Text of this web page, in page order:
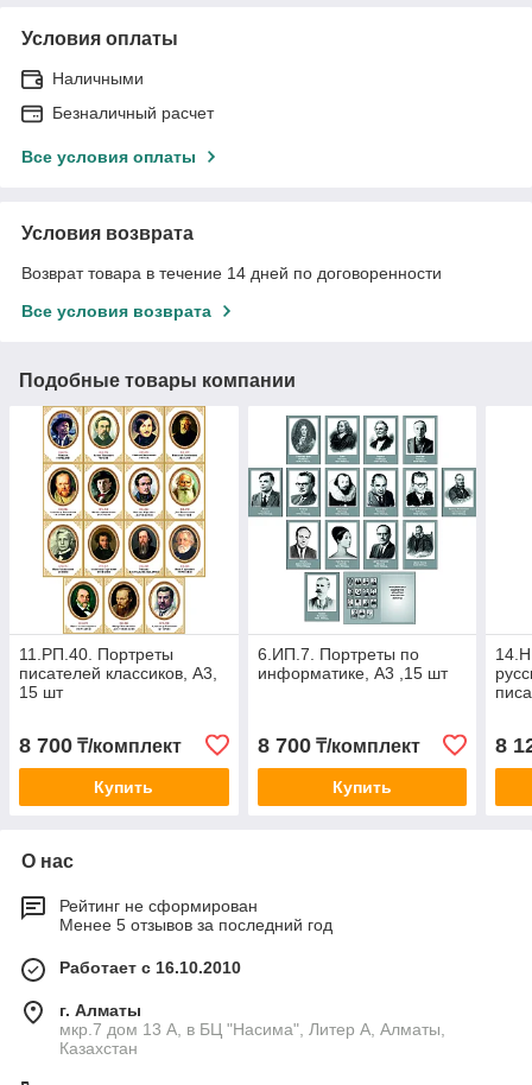
Условия оплаты
Наличными
Безналичный расчет
Все условия оплаты
Условия возврата
Возврат товара в течение 14 дней по договоренности
Все условия возврата
Подобные товары компании
11.РП.40. Портреты
писателей классиков, А3,
15 шт
8 700 ₸/комплект
Купить
6.ИП.7. Портреты по
информатике, А3 ,15 шт
8 700₸/комплект
Купить
8
О нас
Рейтинг не сформирован
Менее 5 отзывов за последний год
Работает с 16.10.2010
г. Алматы
мкр.7 дом 13 А, в БЦ "Насима", Литер А, Алматы,
Казахстан